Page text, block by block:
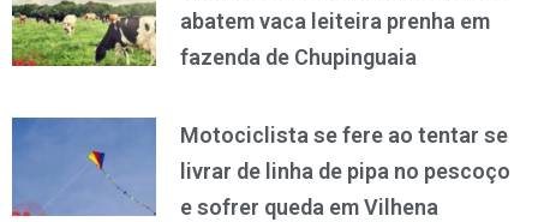
abatem vaca leiteira prenha em
fazenda de Chupinguaia
Motociclista se fere ao tentar se
livrar de linha de pipa no pescoço
e sofrer queda em Vilhena